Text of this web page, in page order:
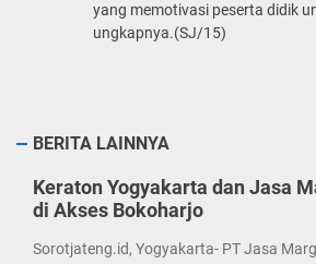
yang memotivasi peserta didik
ungkapnya.(SJ/15)
BERITA LAINNYA
Keraton Yogyakarta dan Jasa
di Akses Bokoharjo
Sorotjateng.id, Yogyakarta- PT Jasa